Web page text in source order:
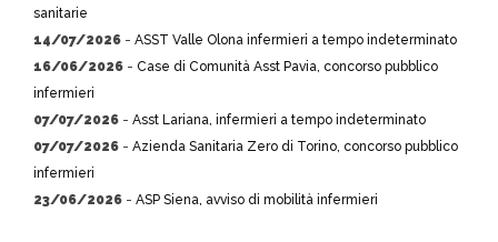
sanitarie
14/07/2026 - ASST Valle Olona infermieri a tempo indeterminato
16/06/2026 - Case di Comunità Asst Pavia, concorso pubblico
infermieri
07/07/2026 - Asst Lariana, infermieri a tempo indeterminato
07/07/2026 - Azienda Sanitaria Zero di Torino, concorso pubblico
infermieri
23/06/2026 - ASP Siena, avviso di mobilità infermieri